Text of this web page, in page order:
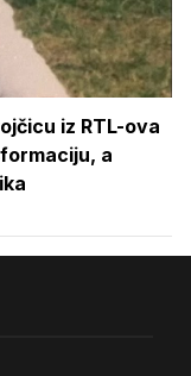
iz RTL-ova
a